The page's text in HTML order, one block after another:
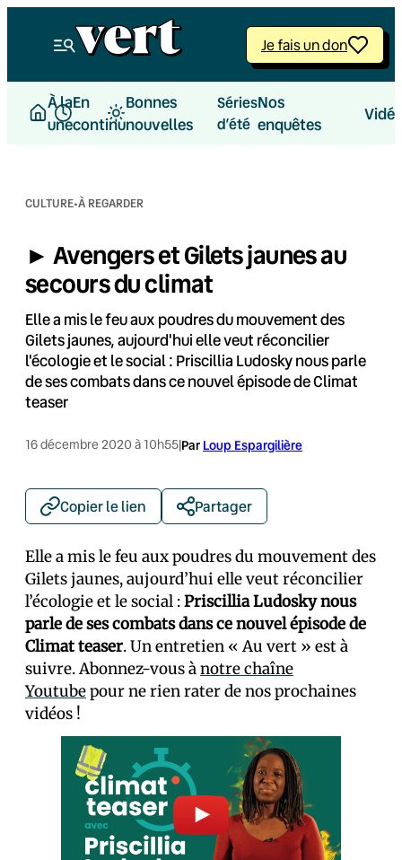
Je fais un don
À la
une
En
continu
Bonnes
nouvelles
Séries
d’été
Nos
enquêtes
CULTURE·À REGARDER
► Avengers et Gilets jaunes au
secours du climat
Elle a mis le feu aux poudres du mouvement des
Gilets jaunes, aujourd'hui elle veut réconcilier
l'écologie et le social : Priscillia Ludosky nous parle
de ses combats dans ce nouvel épisode de Climat
teaser
16 décembre 2020 à 10h55|Par Loup Espargilière
Copier le lien Partager
Elle a mis le feu aux poudres du mouvement des
Gilets jaunes, aujourd’hui elle veut réconcilier
l’écologie et le social :Priscillia Ludosky nous
parle de ses combats dans ce nouvel épisode de
Climat teaser. Un entretien « Au vert » est à
suivre. Abonnez-vous ànotre chaîne
Youtubepour ne rien rater de nos prochaines
vidéos !